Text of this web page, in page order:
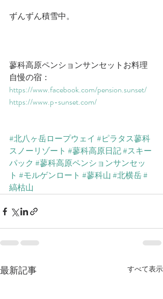
ずんずん積雪中。
蓼科高原ペンションサンセットお料理
自慢の宿：
​https://www.facebook.com/pension.sunset/​
​https://www.p-sunset.com/​
#北八ヶ岳ロープウェイ #ピラタス蓼科
スノーリゾート #蓼科高原日記#スキー
パック #蓼科高原ペンションサンセッ
ト #モルゲンロート #蓼科山#北横岳#
縞枯山
最新記事 すべて表示